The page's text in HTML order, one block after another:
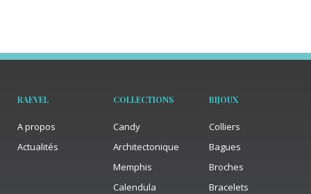
RAEVEL
A propos
Actualités
COLLECTIONS
Candy
Architectonique
Memphis
Calendula
BIJOUX
Colliers
Bagues
Broches
Bracelets